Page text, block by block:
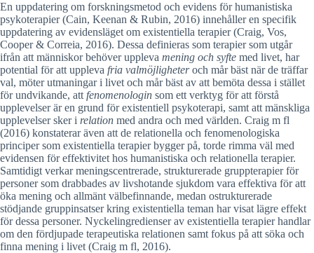
En uppdatering om forskningsmetod och evidens för humanistiska
psykoterapier (Cain, Keenan & Rubin, 2016) innehåller en specifik
uppdatering av evidensläget om existentiella terapier (Craig, Vos,
Cooper & Correia, 2016). Dessa definieras som terapier som utgår
ifrån att människor behöver uppleva mening och syfte med livet, har
potential för att uppleva fria valmöjligheteroch mår bäst när de träffar
val, möter utmaningar i livet och mår bäst av att bemöta dessa i stället
för undvikande, att fenomenologin som ett verktyg för att förstå
upplevelser är en grund för existentiell psykoterapi, samt att mänskliga
upplevelser sker i relation med andra och med världen. Craig m fl
(2016) konstaterar även att de relationella och fenomenologiska
principer som existentiella terapier bygger på, torde rimma väl med
evidensen för effektivitet hos humanistiska och relationella terapier.
Samtidigt verkar meningscentrerade, strukturerade gruppterapier för
personer som drabbades av livshotande sjukdom vara effektiva för att
öka mening och allmänt välbefinnande, medan ostrukturerade
stödjande gruppinsatser kring existentiella teman har visat lägre effekt
för dessa personer. Nyckelingredienser av existentiella terapier handlar
om den fördjupade terapeutiska relationen samt fokus på att söka och
finna mening i livet (Craig m fl, 2016).